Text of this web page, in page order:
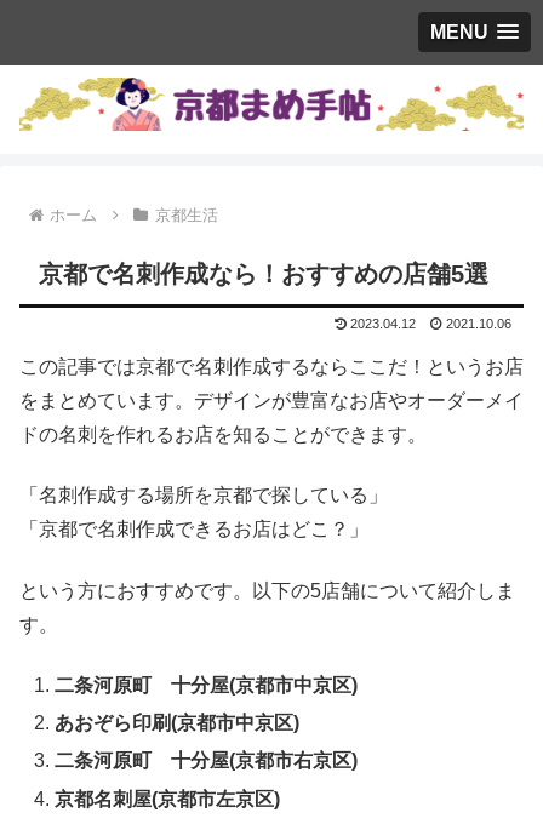
MENU
ホーム 京都生活
京都で名刺作成なら！おすすめの店舗5選
2023.04.12 2021.10.06
この記事では京都で名刺作成するならここだ！というお店
をまとめています。デザインが豊富なお店やオーダーメイ
ドの名刺を作れるお店を知ることができます。
「名刺作成する場所を京都で探している」
「京都で名刺作成できるお店はどこ？」
という方におすすめです。以下の5店舗について紹介しま
す。
二条河原町 十分屋(京都市中京区)
あおぞら印刷(京都市中京区)
二条河原町 十分屋(京都市右京区)
京都名刺屋(京都市左京区)